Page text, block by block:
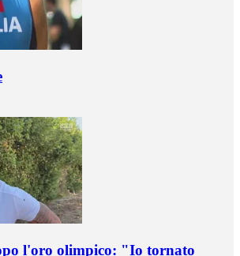
l'oro olimpico: "Io tornato